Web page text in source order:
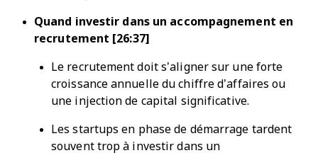
Quand investir dans un accompagnement en
recrutement [26:37]
Le recrutement doit s’aligner sur une forte
croissance annuelle du chiffre d’affaires ou
une injection de capital significative.
Les startups en phase de démarrage tardent
souvent trop à investir dans un